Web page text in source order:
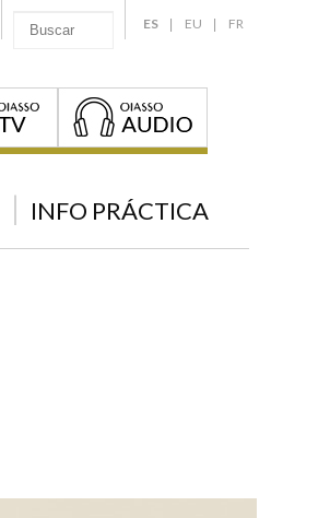
ES EU FR
INFO PRÁCTICA